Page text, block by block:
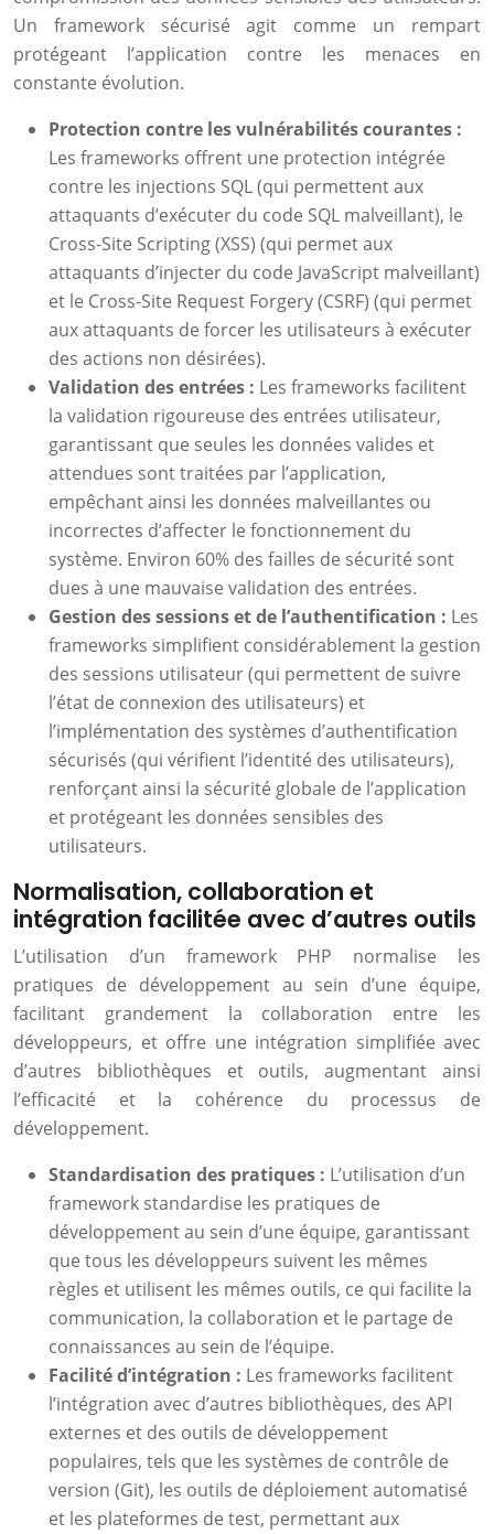
Un framework sécurisé agit comme un rempart
protégeant l’application contre les menaces en
constante évolution.
Protection contre les vulnérabilités courantes :
Les frameworks offrent une protection intégrée
contre les injections SQL (qui permettent aux
attaquants d’exécuter du code SQL malveillant), le
Cross-Site Scripting (XSS) (qui permet aux
attaquants d’injecter du code JavaScript malveillant)
et le Cross-Site Request Forgery (CSRF) (qui permet
aux attaquants de forcer les utilisateurs à exécuter
des actions non désirées).
Validation des entrées : Les frameworks facilitent
la validation rigoureuse des entrées utilisateur,
garantissant que seules les données valides et
attendues sont traitées par l’application,
empêchant ainsi les données malveillantes ou
incorrectes d’affecter le fonctionnement du
système. Environ 60% des failles de sécurité sont
dues à une mauvaise validation des entrées.
Gestion des sessions et de l’authentification : Les
frameworks simplifient considérablement la gestion
des sessions utilisateur (qui permettent de suivre
l’état de connexion des utilisateurs) et
l’implémentation des systèmes d’authentification
sécurisés (qui vérifient l’identité des utilisateurs),
renforçant ainsi la sécurité globale de l’application
et protégeant les données sensibles des
utilisateurs.
Normalisation, collaboration et
intégration facilitée avec d’autres outils
L’utilisation d’un framework PHP normalise les
pratiques de développement au sein d’une équipe,
facilitant grandement la collaboration entre les
développeurs, et offre une intégration simplifiée avec
d’autres bibliothèques et outils, augmentant ainsi
l’efficacité et la cohérence du processus de
développement.
Standardisation des pratiques : L’utilisation d’un
framework standardise les pratiques de
développement au sein d’une équipe, garantissant
que tous les développeurs suivent les mêmes
règles et utilisent les mêmes outils, ce qui facilite la
communication, la collaboration et le partage de
connaissances au sein de l’équipe.
Facilité d’intégration : Les frameworks facilitent
l’intégration avec d’autres bibliothèques, des API
externes et des outils de développement
populaires, tels que les systèmes de contrôle de
version (Git), les outils de déploiement automatisé
et les plateformes de test, permettant aux